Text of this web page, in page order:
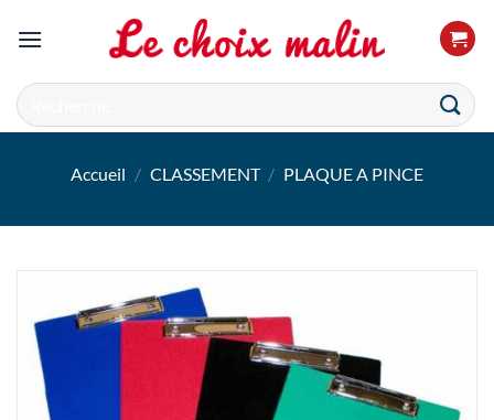
Recherche
pour :
Accueil / CLASSEMENT / PLAQUE A PINCE